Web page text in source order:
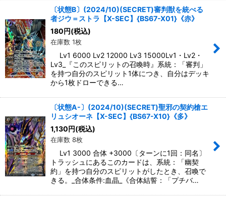
〔状態B〕(2024/10)(SECRET)審判獣を統べる
者ジウ＝ストラ【X-SEC】{BS67-X01}《赤》
180 円(税込)
在庫数 1枚
Lv1 6000 Lv2 12000 Lv3 15000Lv1・Lv2・
Lv3_『このスピリットの召喚時』系統：「審判」
を持つ自分のスピリット1体につき、自分はデッキ
から1枚ドローできる…
〔状態A-〕(2024/10)(SECRET)聖邪の契約槍エ
リュシオーネ【X-SEC】{BS67-X10}《多》
1,130 円(税込)
在庫数 8枚
Lv1 3000 合体 +3000〔ターンに1回：同名〕
トラッシュにあるこのカードは、系統：「幽契
約」を持つ自分のスピリットがしたとき、召喚で
きる。_合体条件:血晶_《合体結誓：「プチバ…